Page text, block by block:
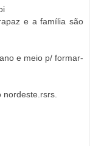
e a família são
e meio p/ formar-